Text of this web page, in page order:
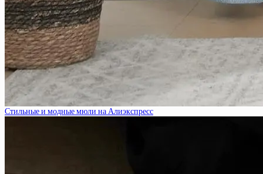
Стильные и модные мюли на Алиэкспресс